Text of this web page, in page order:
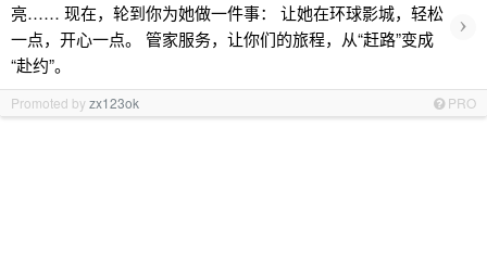
亮…… 现在，轮到你为她做一件事： 让她在环球影城，轻松
一点，开心一点。 管家服务，让你们的旅程，从“赶路”变成
“赴约”。
›
Promoted byzx123ok PRO